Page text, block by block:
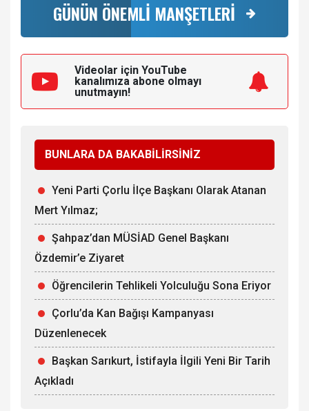
GÜNÜN ÖNEMLİ MANŞETLERİ
Videolar için YouTube
kanalımıza abone olmayı
unutmayın!
BUNLARA DA BAKABİLİRSİNİZ
Yeni Parti Çorlu İlçe Başkanı Olarak Atanan
Mert Yılmaz;
Şahpaz’dan MÜSİAD Genel Başkanı
Özdemir’e Ziyaret
Öğrencilerin Tehlikeli Yolculuğu Sona Eriyor
Çorlu’da Kan Bağışı Kampanyası
Düzenlenecek
Başkan Sarıkurt, İstifayla İlgili Yeni Bir Tarih
Açıkladı